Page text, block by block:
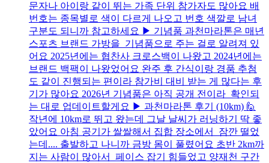
문자나 아이랑 같이 뛰는 가족 단위 참가자도 많아요 배
번호는 종목별로 색이 다르게 나오고 번호 색깔로 남녀
구분도 되니까 참고하세요 ▶ 기념품 과천마라톤은 매년
스포츠 브랜드 가방을 기념품으로 주는 걸로 알려져 있
어요 2025년에는 협찬사 크로스백이 나왔고 2024년에는
브랜드 백팩이 나왔었어요 완주 후 간식이랑 경품 추첨
도 같이 진행되는 편이라 참가비 대비 받는 게 많다는 후
기가 많아요 2026년 기념품은 아직 공개 전이라 확인되
는 대로 업데이트할게요 ▶ 과천마라톤 후기 (10km) 🙋
작년에 10km로 뛰고 왔는데 그날 날씨가 러닝하기 딱 좋
았어요 아침 공기가 쌀쌀해서 집합 장소에서 잠깐 떨었
는데.... 출발하고 나니까 금방 몸이 풀렸어요 초반 2km까
지는 사람이 많아서 페이스 잡기 힘들었고 양재천 구간